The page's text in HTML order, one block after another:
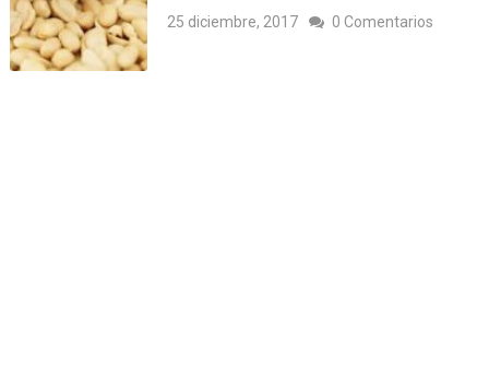
25 diciembre, 2017 0 Comentarios